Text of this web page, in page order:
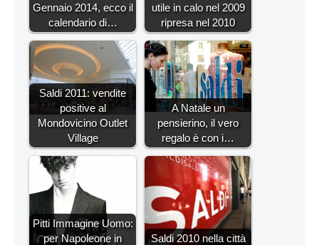
Gennaio 2014, ecco il
calendario di…
utile in calo nel 2009
ripresa nel 2010
Saldi 2011: vendite
positive al
Mondovicino Outlet
Village
A Natale un
pensierino, il vero
regalo è con i…
Pitti Immagine Uomo:
per Napoleone in
Saldi 2010 nella città